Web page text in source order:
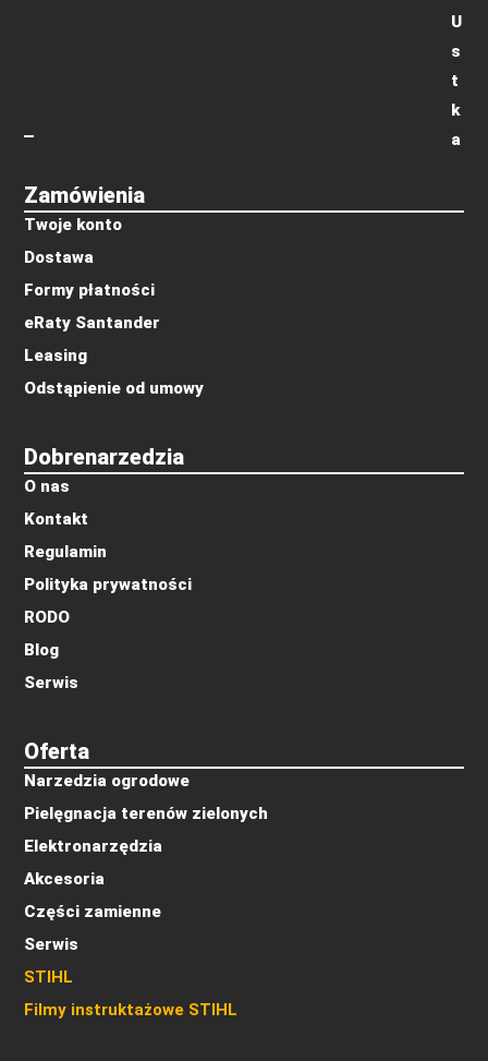
Oferta
Narzedzia ogrodowe
Pielęgnacja terenów zielonych
Elektronarzędzia
Akcesoria
Części zamienne
Serwis
STIHL
Filmy instruktażowe STIHL
Dobrenarzedzia
O nas
Kontakt
Regulamin
Polityka prywatności
RODO
Blog
Serwis
Zamówienia
Twoje konto
Dostawa
Formy płatności
eRaty Santander
Leasing
Odstąpienie od umowy
U
s
t
k
a